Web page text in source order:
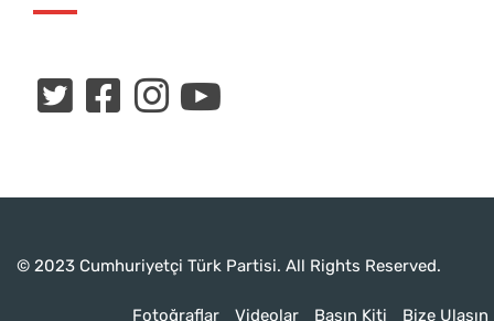
© 2023 Cumhuriyetçi Türk Partisi. All Rights Reserved.
Fotoğraflar Videolar Basın Kiti Bize Ulaşın